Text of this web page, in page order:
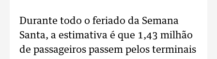
Durante todo o feriado da Semana
Santa, a estimativa é que 1,43 milhão
de passageiros passem pelos terminais